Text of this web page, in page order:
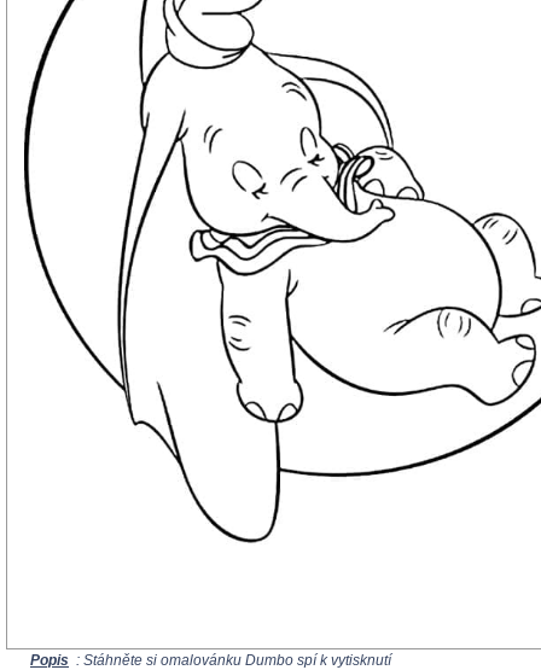
Popis : Stáhněte si omalovánku Dumbo spí k vytisknutí